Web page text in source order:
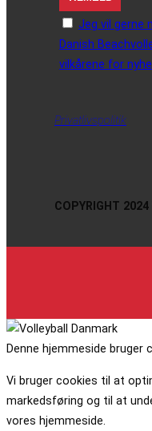
Jeg vil gerne
Danish
vilkårene for
Privatlivspolitik
COPYRIGHT
Denne hjemmeside bruger
Vi bruger cookies til at
markedsføring og til at
vores hjemmeside.